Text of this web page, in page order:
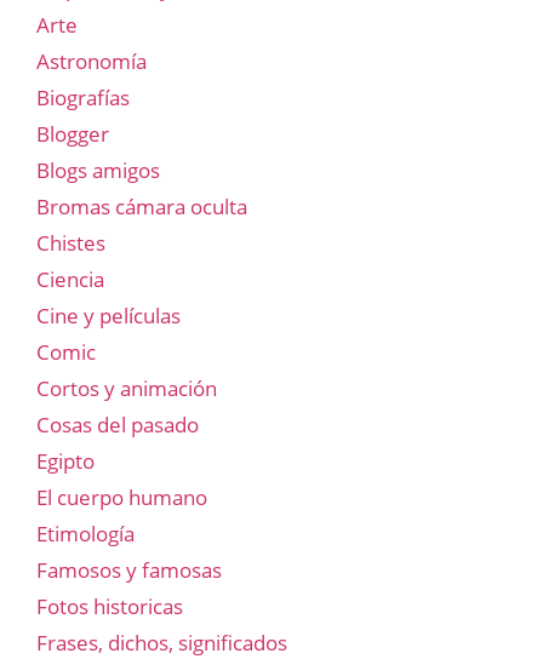
Arte
Astronomía
Biografías
Blogger
Blogs amigos
Bromas cámara oculta
Chistes
Ciencia
Cine y películas
Comic
Cortos y animación
Cosas del pasado
Egipto
El cuerpo humano
Etimología
Famosos y famosas
Fotos historicas
Frases, dichos, significados